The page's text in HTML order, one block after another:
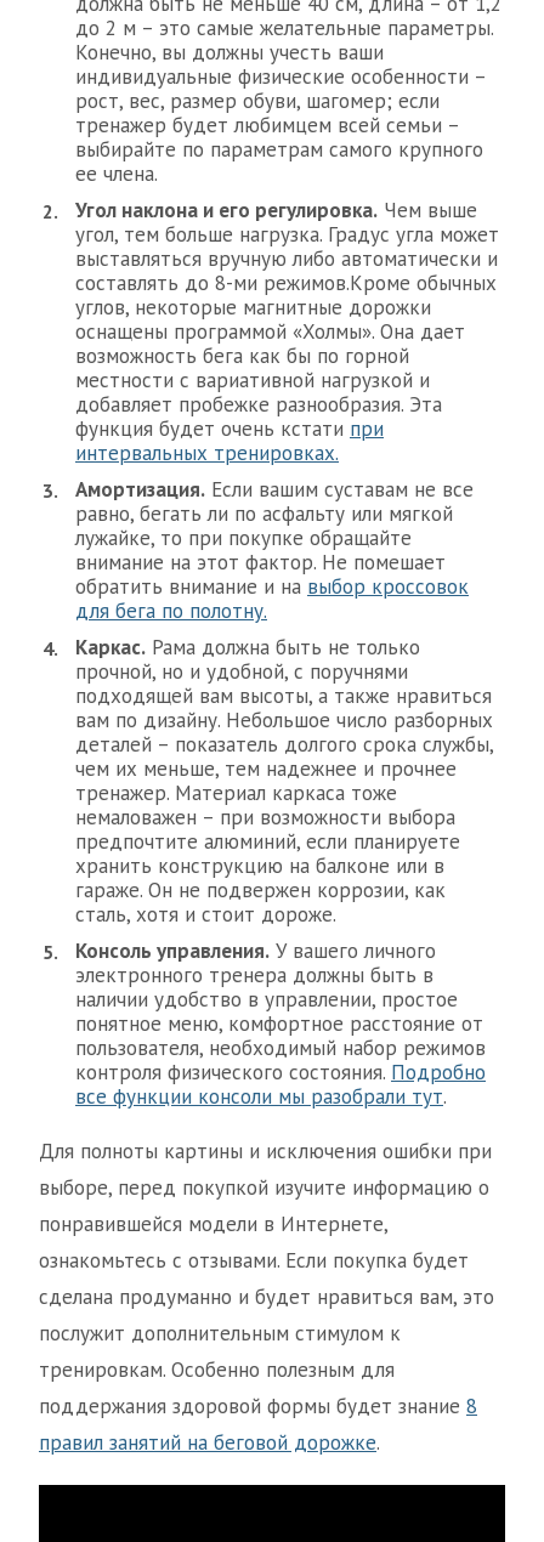
до 2 м – это самые желательные параметры.
Конечно, вы должны учесть ваши
индивидуальные физические особенности –
рост, вес, размер обуви, шагомер; если
тренажер будет любимцем всей семьи –
выбирайте по параметрам самого крупного
ее члена.
Угол наклона и его регулировка. Чем выше
угол, тем больше нагрузка. Градус угла может
выставляться вручную либо автоматически и
составлять до 8-ми режимов.Кроме обычных
углов, некоторые магнитные дорожки
оснащены программой «Холмы». Она дает
возможность бега как бы по горной
местности с вариативной нагрузкой и
добавляет пробежке разнообразия. Эта
функция будет очень кстати при
интервальных тренировках.
Амортизация. Если вашим суставам не все
равно, бегать ли по асфальту или мягкой
лужайке, то при покупке обращайте
внимание на этот фактор. Не помешает
обратить внимание и на выбор кроссовок
для бега по полотну.
Каркас. Рама должна быть не только
прочной, но и удобной, с поручнями
подходящей вам высоты, а также нравиться
вам по дизайну. Небольшое число разборных
деталей – показатель долгого срока службы,
чем их меньше, тем надежнее и прочнее
тренажер. Материал каркаса тоже
немаловажен – при возможности выбора
предпочтите алюминий, если планируете
хранить конструкцию на балконе или в
гараже. Он не подвержен коррозии, как
сталь, хотя и стоит дороже.
Консоль управления. У вашего личного
электронного тренера должны быть в
наличии удобство в управлении, простое
понятное меню, комфортное расстояние от
пользователя, необходимый набор режимов
контроля физического состояния. Подробно
все функции консоли мы разобрали тут.
Для полноты картины и исключения ошибки при
выборе, перед покупкой изучите информацию о
понравившейся модели в Интернете,
ознакомьтесь с отзывами. Если покупка будет
сделана продуманно и будет нравиться вам, это
послужит дополнительным стимулом к
тренировкам. Особенно полезным для
поддержания здоровой формы будет знание 8
правил занятий на беговой дорожке.